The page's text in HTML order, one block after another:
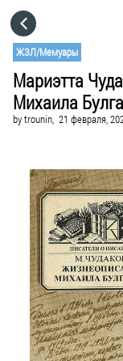
ЖЗЛ/Мемуары
Мариэтта
Михаила
bytrounin, 21 февраля,